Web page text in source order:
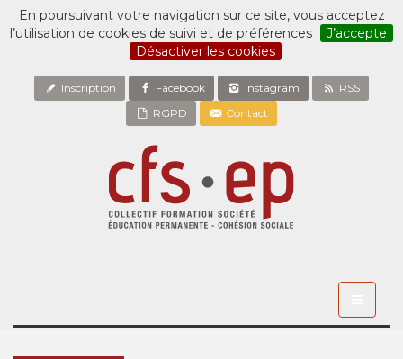
En poursuivant votre navigation sur ce site, vous acceptez
l’utilisation de cookies de suivi et de préférences
J’accepte
Désactiver les cookies
Inscription Facebook Instagram
RSS
RGPD
Contact